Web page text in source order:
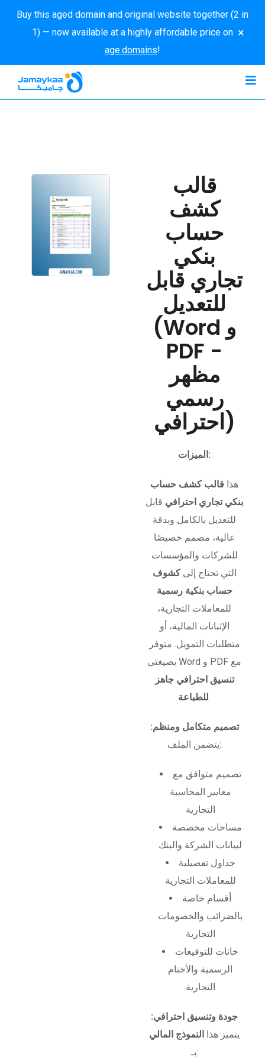
Buy this aged domain and original website together (2 in
1) — now available at a highly affordable price on
age.domains!
×
قالب
كشف
حساب
بنكي
تجاري قابل
للتعديل
(Word و
PDF -
مظهر
رسمي
احترافي)
الميزات:
هذا قالب كشف حساب
بنكي تجاري احترافي قابل
للتعديل بالكامل وبدقة
عالية، مصمم خصيصًا
للشركات والمؤسسات
التي تحتاج إلىكشوف
حساب بنكية رسمية
للمعاملات التجارية،
الإثباتات المالية، أو
متطلبات التمويل. متوفر
بصيغتي Word و PDF مع
تنسيق احترافي جاهز
للطباعة.
تصميم متكامل ومنظم:
يتضمن الملف:
تصميم متوافق مع
معايير المحاسبة
التجارية
مساحات مخصصة
لبيانات الشركة والبنك
جداول تفصيلية
للمعاملات التجارية
أقسام خاصة
بالضرائب والخصومات
التجارية
خانات للتوقيعات
الرسمية والأختام
التجارية
جودة وتنسيق احترافي:
يتميز هذا
النموذج المالي
بـ: